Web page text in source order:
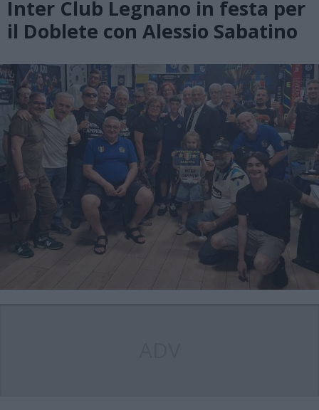
Inter Club Legnano in festa per
il Doblete con Alessio Sabatino